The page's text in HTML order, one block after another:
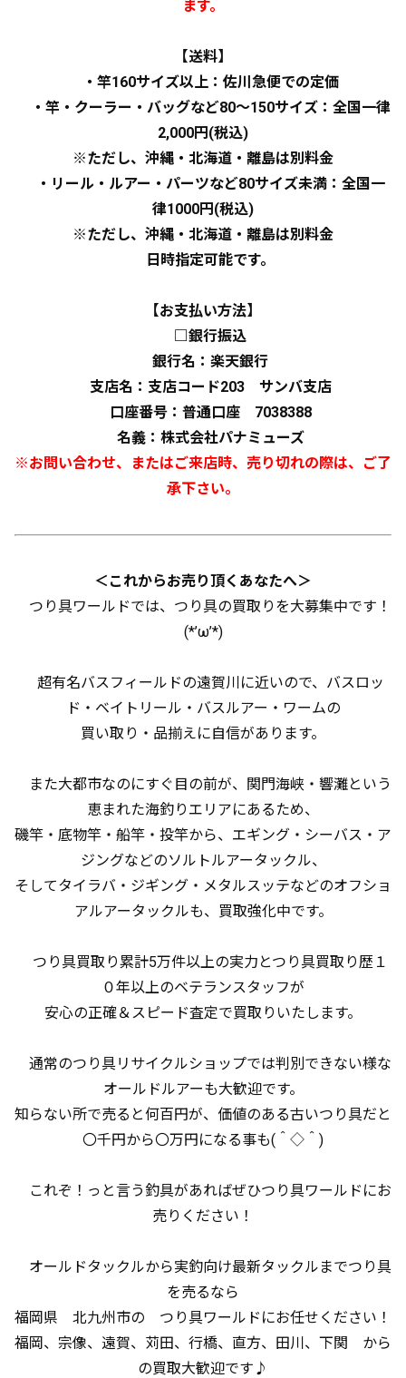
ます。
【送料】
・竿160サイズ以上：佐川急便での定価
・竿・クーラー・バッグなど80～150サイズ：全国一律
2,000円(税込)
※ただし、沖縄・北海道・離島は別料金
・リール・ルアー・パーツなど80サイズ未満：全国一
律1000円(税込)
※ただし、沖縄・北海道・離島は別料金
日時指定可能です。
【お支払い方法】
□銀行振込
銀行名：楽天銀行
支店名：支店コード203 サンバ支店
口座番号：普通口座 7038388
名義：株式会社パナミューズ
※お問い合わせ、またはご来店時、売り切れの際は、ご了
承下さい。
＜これからお売り頂くあなたへ＞
つり具ワールドでは、つり具の買取りを大募集中です！
(*’ω’*)
超有名バスフィールドの遠賀川に近いので、バスロッ
ド・ベイトリール・バスルアー・ワームの
買い取り・品揃えに自信があります。
また大都市なのにすぐ目の前が、関門海峡・響灘という
恵まれた海釣りエリアにあるため、
磯竿・底物竿・船竿・投竿から、エギング・シーバス・ア
ジングなどのソルトルアータックル、
そしてタイラバ・ジギング・メタルスッテなどのオフショ
アルアータックルも、買取強化中です。
つり具買取り累計5万件以上の実力とつり具買取り歴１
０年以上のベテランスタッフが
安心の正確＆スピード査定で買取りいたします。
通常のつり具リサイクルショップでは判別できない様な
オールドルアーも大歓迎です。
知らない所で売ると何百円が、価値のある古いつり具だと
〇千円から〇万円になる事も(＾◇＾)
これぞ！っと言う釣具があればぜひつり具ワールドにお
売りください！
オールドタックルから実釣向け最新タックルまでつり具
を売るなら
福岡県 北九州市の つり具ワールドにお任せください！
福岡、宗像、遠賀、苅田、行橋、直方、田川、下関 から
の買取大歓迎です♪